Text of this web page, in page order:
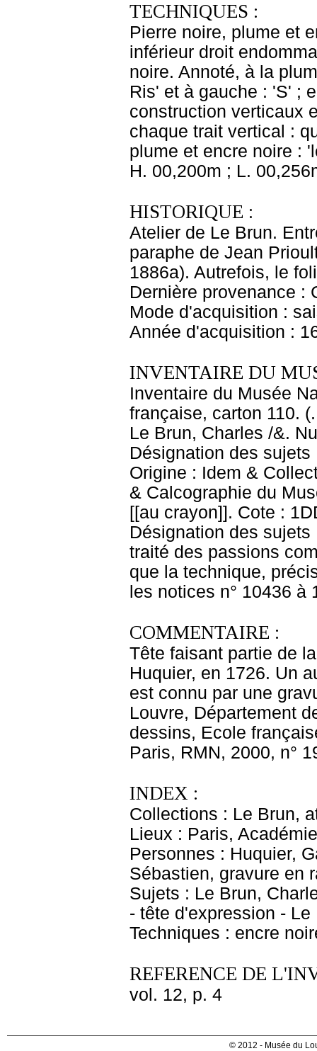
TECHNIQUES :
Pierre noire, plume et
inférieur droit
noire. Annoté, à la
Ris' et à gauche : 'S' ;
construction verticaux
chaque trait vertical :
plume et encre noire :
H. 00,200m ; L.
HISTORIQUE :
Atelier de Le Brun.
paraphe de Jean
1886a). Autrefois, le
Dernière provenance :
Mode d'acquisition :
Année d'acquisition :
INVENTAIRE DU
Inventaire du Musée
française, carton 110.
Le Brun, Charles /&.
Désignation des
Origine : Idem &
& Calcographie du
[[au crayon]]. Cote :
Désignation des
traité des passions
que la technique,
les notices n° 10436 à
COMMENTAIRE :
Tête faisant partie de
Huquier, en 1726. Un
est connu par une
Louvre, Département
dessins, Ecole
Paris, RMN, 2000, n°
INDEX :
Collections : Le Brun,
Lieux : Paris,
Personnes : Huquier,
Sébastien, gravure en
Sujets : Le Brun,
- tête d'expression -
Techniques : encre
REFERENCE DE
vol. 12, p. 4
© 2012 - Musée du